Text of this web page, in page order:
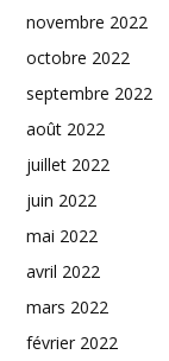
novembre 2022
octobre 2022
septembre 2022
août 2022
juillet 2022
juin 2022
mai 2022
avril 2022
mars 2022
février 2022